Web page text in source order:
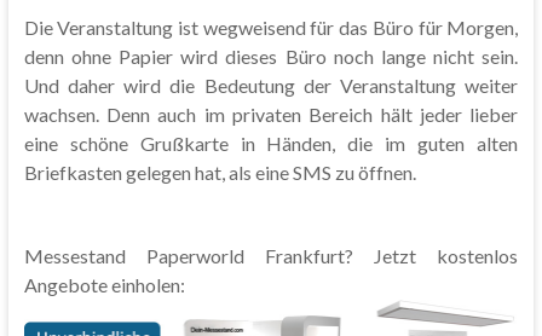
Die Veranstaltung ist wegweisend für das Büro für Morgen,
denn ohne Papier wird dieses Büro noch lange nicht sein.
Und daher wird die Bedeutung der Veranstaltung weiter
wachsen. Denn auch im privaten Bereich hält jeder lieber
eine schöne Grußkarte in Händen, die im guten alten
Briefkasten gelegen hat, als eine SMS zu öffnen.
Messestand Paperworld Frankfurt? Jetzt kostenlos
Angebote einholen: